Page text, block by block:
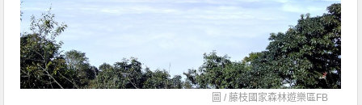
圖 /藤枝國家森林遊樂區FB